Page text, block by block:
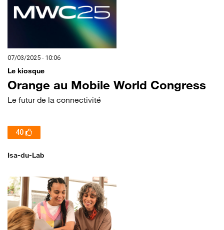
07/03/2025 - 10:06
Le kiosque
Orange au Mobile World Congress
Le futur de la connectivité
40
Isa-du-Lab